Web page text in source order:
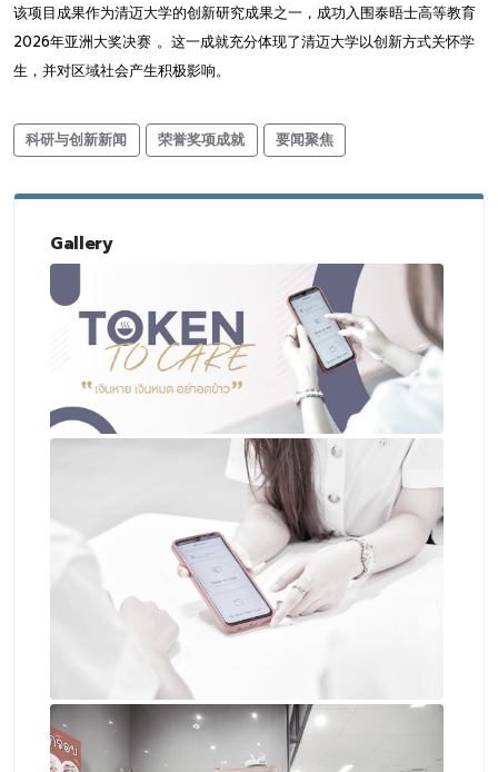
该项目成果作为清迈大学的创新研究成果之一，成功入围泰晤士高等教育
2026年亚洲大奖决赛 。这一成就充分体现了清迈大学以创新方式关怀学
生，并对区域社会产生积极影响。
科研与创新新闻 荣誉奖项成就 要闻聚焦
Gallery